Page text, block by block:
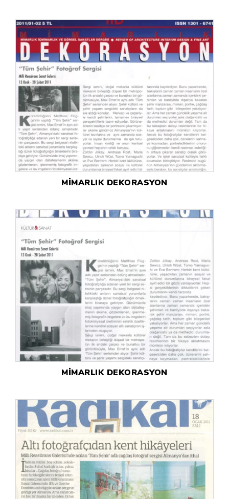
MİMARLIK DEKORASYON
MİMARLIK DEKORASYON